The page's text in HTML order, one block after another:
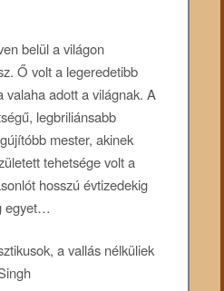
belül a világon
Ő volt a legeredetibb
valaha adott a világnak. A
legbriliánsabb
mester, akinek
tehetsége volt a
hosszú évtizedekig
egyet…
a vallás nélküliek